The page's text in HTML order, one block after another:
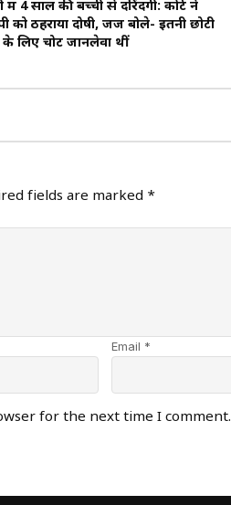
में 4 साल की बच्ची से दरिंदगी: कोर्ट ने
को ठहराया दोषी, जज बोले- इतनी छोटी
के लिए चोटें जानलेवा थीं
fields are marked *
Email *
for the next time I comment.